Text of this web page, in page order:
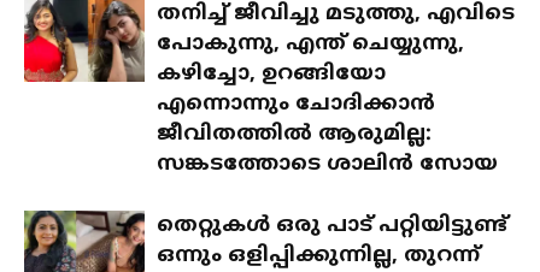
തനിച്ച് ജീവിച്ചു മടുത്തു, എവിടെ
പോകുന്നു, എന്ത് ചെയ്യുന്നു,
കഴിച്ചോ, ഉറങ്ങിയോ
എന്നൊന്നും ചോദിക്കാൻ
ജീവിതത്തിൽ ആരുമില്ല:
സങ്കടത്തോടെ ശാലിൻ സോയ
തെറ്റുകൾ ഒരു പാട് പറ്റിയിട്ടുണ്ട്
ഒന്നും ഒളിപ്പിക്കുന്നില്ല, തുറന്ന്